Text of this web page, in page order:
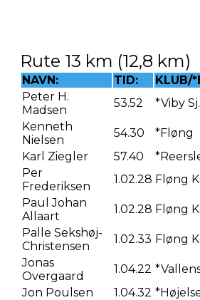
Rute 13 km (12,8 km)
NAVN: TID: KLUB/
Peter H.
Madsen
53.52 *Viby Sj.
Kenneth
Nielsen
54.30 *Fløng
Karl Ziegler
57.40
Per
Frederiksen
1.02.28 Fløng
Paul Johan
Allaart
1.02.28 Fløng
Palle Sekshøj-
Christensen
1.02.33 Fløng
Jonas
Overgaard
1.04.22
Jon Poulsen
1.04.32